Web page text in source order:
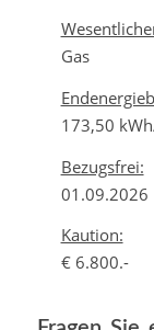
Gas
173,50
Bezugsfrei:
01.09.2026
Kaution:
€ 6.800.-